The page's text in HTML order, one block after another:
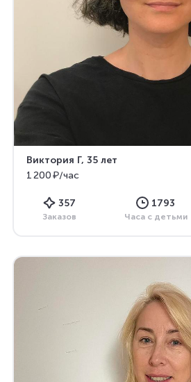
Виктория Г, 35 лет
1 200 ₽/час
357
Заказов
1793
Часа с детьми